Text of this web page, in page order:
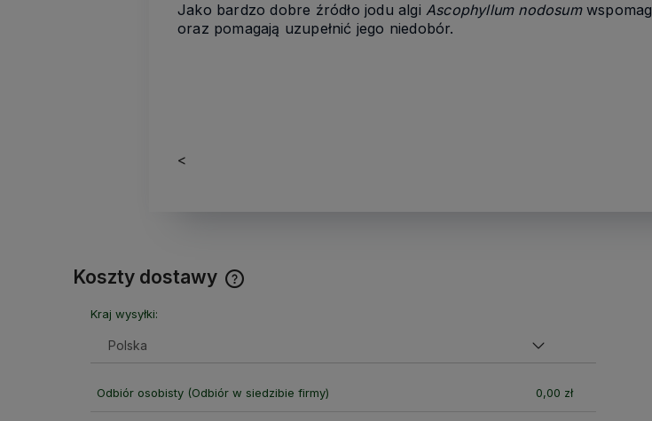
Jako bardzo dobre źródło jodu algi Ascophyllum nodosum wspomag
oraz pomagają uzupełnić jego niedobór.
<
Koszty dostawy
Kraj wysyłki:
Odbiór osobisty(Odbiór w siedzibie firmy) 0,00 zł